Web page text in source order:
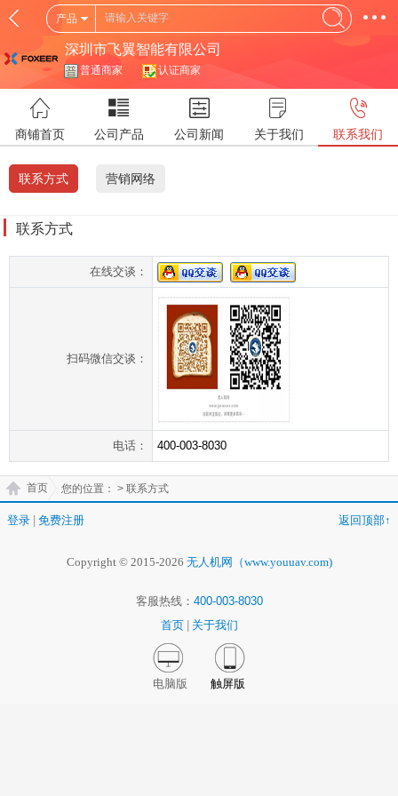
产品
深圳市飞翼智能有限公司
普通商家 认证商家
商铺首页 公司产品 公司新闻 关于我们 联系我们
联系方式 营销网络
联系方式
在线交谈：
扫码微信交谈：
电话： 400-003-8030
您的位置：
首页 > 联系方式
登录 免费注册 返回顶部↑
Copyright © 2015-2026 无人机网（www.youuav.com)
客服热线： 400-003-8030
首页
关于我们
电脑版 触屏版